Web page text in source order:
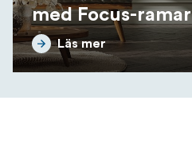
med Focus-ramar
Läs mer